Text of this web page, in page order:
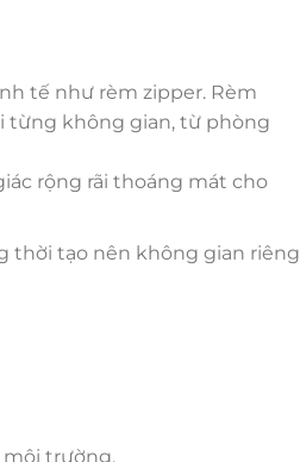
tế như rèm zipper. Rèm
từng không gian, từ phòng
rộng rãi thoáng mát cho
thời tạo nên không gian riêng
môi trường.